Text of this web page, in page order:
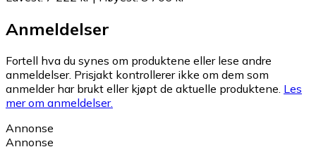
Anmeldelser
Fortell hva du synes om produktene eller lese andre
anmeldelser. Prisjakt kontrollerer ikke om dem som
anmelder har brukt eller kjøpt de aktuelle produktene. Les
mer om anmeldelser.
Annonse
Annonse